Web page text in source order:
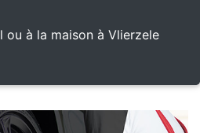
à la maison à Vlierzele